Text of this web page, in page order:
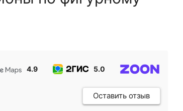
4.9 5.0
Оставить отзыв